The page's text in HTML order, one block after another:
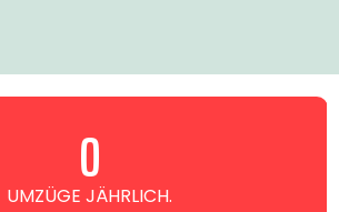
UMZÜGE JÄHRLICH.
0